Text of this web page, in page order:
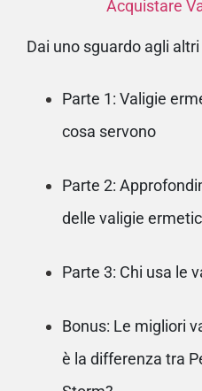
Acquistare
Dai uno sguardo agli
Parte 1: Valigie
cosa servono
Parte 2:
delle valigie
Parte 3: Chi usa le
Bonus: Le migliori
è la differenza tra